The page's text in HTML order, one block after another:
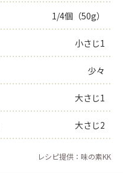
1/4個（50g）
小さじ1
少々
大さじ1
大さじ2
レシピ提供：味の素KK